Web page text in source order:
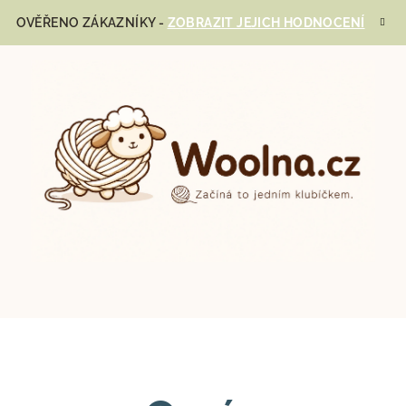
OVĚŘENO ZÁKAZNÍKY - ZOBRAZIT JEJICH HODNOCENÍ